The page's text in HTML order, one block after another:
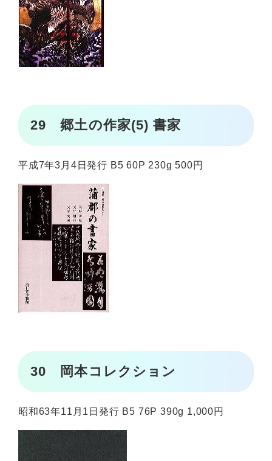
29 郷土の作家(5) 書家
平成7年3月4日発行 B5 60P 230g 500円
30 岡本コレクション
昭和63年11月1日発行 B5 76P 390g 1,000円